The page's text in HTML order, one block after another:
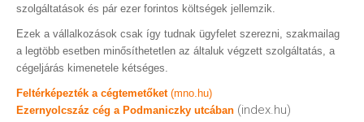
szolgáltatások és pár ezer forintos költségek jellemzik.
Ezek a vállalkozások csak így tudnak ügyfelet szerezni, szakmailag
a legtöbb esetben minősíthetetlen az általuk végzett szolgáltatás, a
cégeljárás kimenetele kétséges.
Feltérképezték a cégtemetőket (mno.hu)
Ezernyolcszáz cég a Podmaniczky utcában (index.hu)